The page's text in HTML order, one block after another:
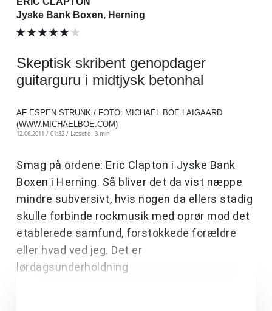
Jyske Bank Boxen, Herning
Skeptisk skribent genopdager
guitarguru i midtjysk betonhal
AF ESPEN STRUNK / FOTO: MICHAEL BOE LAIGAARD
(WWW.MICHAELBOE.COM)
12.06.2011 / 01:32 / Læsetid: 3 min
Smag på ordene: Eric Clapton i Jyske Bank
Boxen i Herning. Så bliver det da vist næppe
mindre subversivt, hvis nogen da ellers stadig
skulle forbinde rockmusik med oprør mod det
etablerede samfund, forstokkede forældre
eller hvad ved jeg. Det er
lørdagsunderholdning